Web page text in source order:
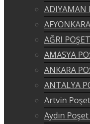
ADIYAMAN
AĞRI
AMASYA
ANKARA
ANTALYA
Artvin
Aydın Poşet